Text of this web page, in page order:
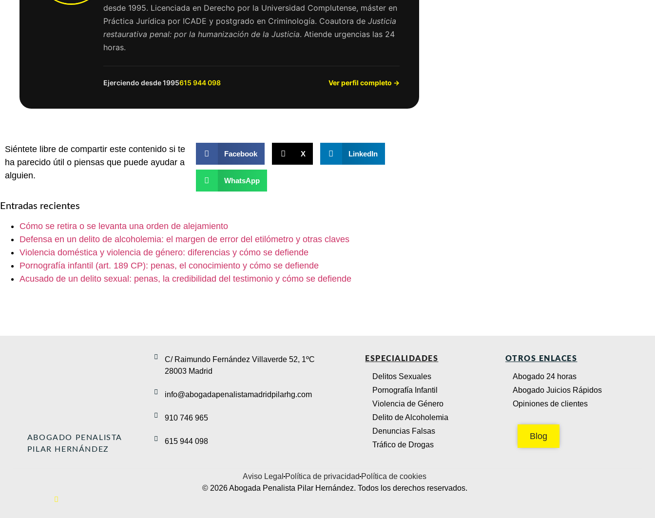
desde 1995. Licenciada en Derecho por la Universidad Complutense, máster en
Práctica Jurídica por ICADE y postgrado en Criminología. Coautora de Justicia
restaurativa penal: por la humanización de la Justicia. Atiende urgencias las 24
horas.
Ejerciendo desde 1995615 944 098 Ver perfil completo →
Siéntete libre de compartir este contenido si te
ha parecido útil o piensas que puede ayudar a
alguien.
Facebook X LinkedIn
WhatsApp
Entradas recientes
Cómo se retira o se levanta una orden de alejamiento
Defensa en un delito de alcoholemia: el margen de error del etilómetro y otras claves
Violencia doméstica y violencia de género: diferencias y cómo se defiende
Pornografía infantil (art. 189 CP): penas, el conocimiento y cómo se defiende
Acusado de un delito sexual: penas, la credibilidad del testimonio y cómo se defiende
ABOGADO PENALISTA
PILAR HERNÁNDEZ
C/ Raimundo Fernández Villaverde 52, 1ºC
28003 Madrid
info@abogadapenalistamadridpilarhg.com
910 746 965
615 944 098
ESPECIALIDADES
Delitos Sexuales
Pornografía Infantil
Violencia de Género
Delito de Alcoholemia
Denuncias Falsas
Tráfico de Drogas
OTROS ENLACES
Abogado 24 horas
Abogado Juicios Rápidos
Opiniones de clientes
Blog
Aviso Legal Política de privacidad Política de cookies
© 2026 Abogada Penalista Pilar Hernández. Todos los derechos reservados.